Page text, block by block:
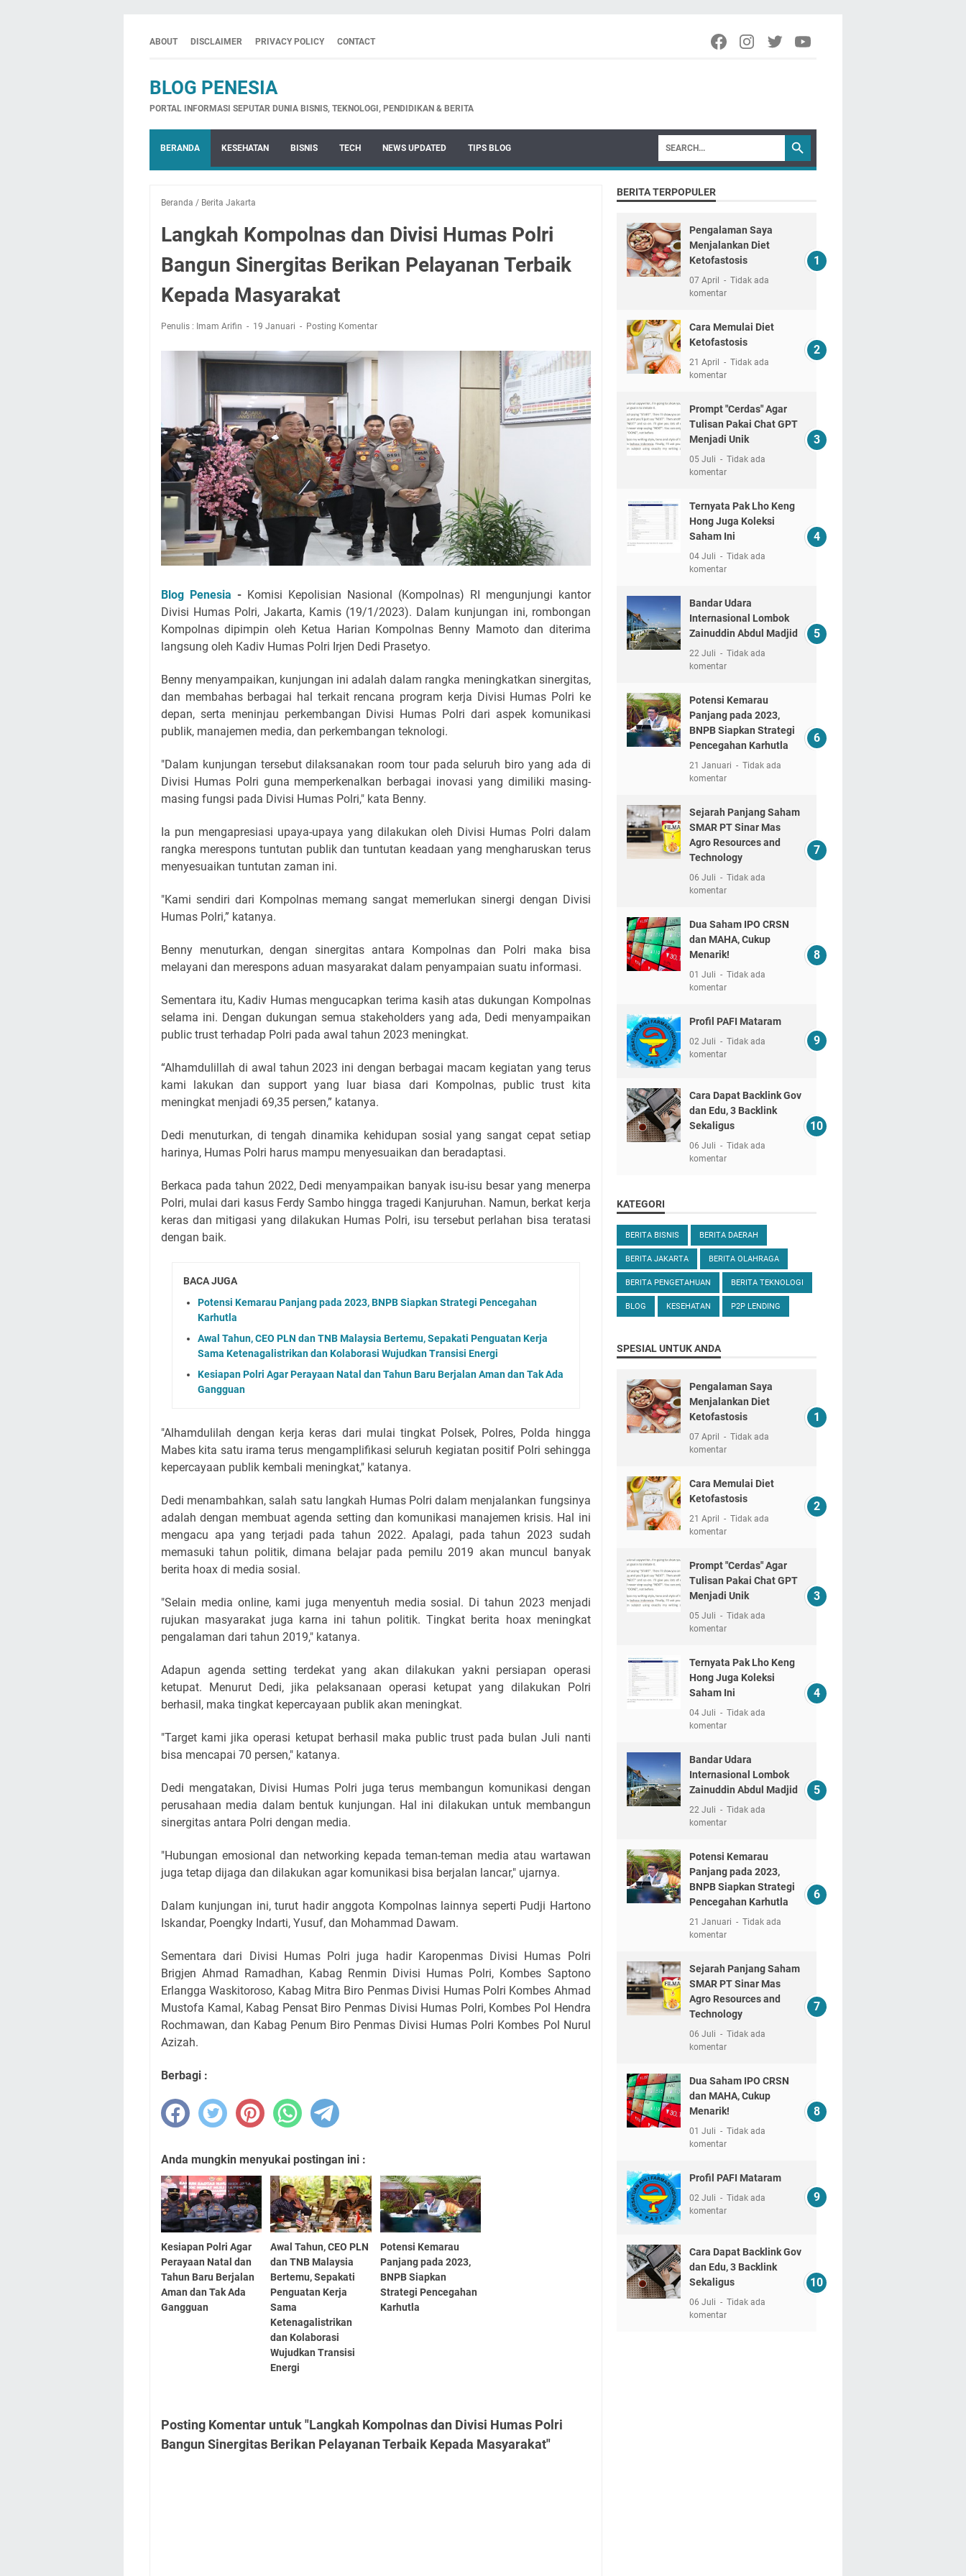
ABOUT DISCLAIMER PRIVACY POLICY CONTACT
BLOG PENESIA
PORTAL INFORMASI SEPUTAR DUNIA BISNIS, TEKNOLOGI, PENDIDIKAN & BERITA
BERANDA KESEHATAN BISNIS TECH NEWS UPDATED TIPS BLOG
Beranda / Berita Jakarta
Langkah Kompolnas dan Divisi Humas Polri
Bangun Sinergitas Berikan Pelayanan Terbaik
Kepada Masyarakat
Penulis : Imam Arifin 19 Januari Posting Komentar
Blog Penesia -Komisi Kepolisian Nasional (Kompolnas) RI mengunjungi kantor
Divisi Humas Polri, Jakarta, Kamis (19/1/2023). Dalam kunjungan ini, rombongan
Kompolnas dipimpin oleh Ketua Harian Kompolnas Benny Mamoto dan diterima
langsung oleh Kadiv Humas Polri Irjen Dedi Prasetyo.
Benny menyampaikan, kunjungan ini adalah dalam rangka meningkatkan sinergitas,
dan membahas berbagai hal terkait rencana program kerja Divisi Humas Polri ke
depan, serta meninjau perkembangan Divisi Humas Polri dari aspek komunikasi
publik, manajemen media, dan perkembangan teknologi.
"Dalam kunjungan tersebut dilaksanakan room tour pada seluruh biro yang ada di
Divisi Humas Polri guna memperkenalkan berbagai inovasi yang dimiliki masing-
masing fungsi pada Divisi Humas Polri," kata Benny.
Ia pun mengapresiasi upaya-upaya yang dilakukan oleh Divisi Humas Polri dalam
rangka merespons tuntutan publik dan tuntutan keadaan yang mengharuskan terus
menyesuaikan tuntutan zaman ini.
"Kami sendiri dari Kompolnas memang sangat memerlukan sinergi dengan Divisi
Humas Polri,” katanya.
Benny menuturkan, dengan sinergitas antara Kompolnas dan Polri maka bisa
melayani dan merespons aduan masyarakat dalam penyampaian suatu informasi.
Sementara itu, Kadiv Humas mengucapkan terima kasih atas dukungan Kompolnas
selama ini. Dengan dukungan semua stakeholders yang ada, Dedi menyampaikan
public trust terhadap Polri pada awal tahun 2023 meningkat.
“Alhamdulillah di awal tahun 2023 ini dengan berbagai macam kegiatan yang terus
kami lakukan dan support yang luar biasa dari Kompolnas, public trust kita
meningkat menjadi 69,35 persen,” katanya.
Dedi menuturkan, di tengah dinamika kehidupan sosial yang sangat cepat setiap
harinya, Humas Polri harus mampu menyesuaikan dan beradaptasi.
Berkaca pada tahun 2022, Dedi menyampaikan banyak isu-isu besar yang menerpa
Polri, mulai dari kasus Ferdy Sambo hingga tragedi Kanjuruhan. Namun, berkat kerja
keras dan mitigasi yang dilakukan Humas Polri, isu tersebut perlahan bisa teratasi
dengan baik.
BACA JUGA
Potensi Kemarau Panjang pada 2023, BNPB Siapkan Strategi Pencegahan
Karhutla
Awal Tahun, CEO PLN dan TNB Malaysia Bertemu, Sepakati Penguatan Kerja
Sama Ketenagalistrikan dan Kolaborasi Wujudkan Transisi Energi
Kesiapan Polri Agar Perayaan Natal dan Tahun Baru Berjalan Aman dan Tak Ada
Gangguan
"Alhamdulilah dengan kerja keras dari mulai tingkat Polsek, Polres, Polda hingga
Mabes kita satu irama terus mengamplifikasi seluruh kegiatan positif Polri sehingga
kepercayaan publik kembali meningkat," katanya.
Dedi menambahkan, salah satu langkah Humas Polri dalam menjalankan fungsinya
adalah dengan membuat agenda setting dan komunikasi manajemen krisis. Hal ini
mengacu apa yang terjadi pada tahun 2022. Apalagi, pada tahun 2023 sudah
memasuki tahun politik, dimana belajar pada pemilu 2019 akan muncul banyak
berita hoax di media sosial.
"Selain media online, kami juga menyentuh media sosial. Di tahun 2023 menjadi
rujukan masyarakat juga karna ini tahun politik. Tingkat berita hoax meningkat
pengalaman dari tahun 2019," katanya.
Adapun agenda setting terdekat yang akan dilakukan yakni persiapan operasi
ketupat. Menurut Dedi, jika pelaksanaan operasi ketupat yang dilakukan Polri
berhasil, maka tingkat kepercayaan publik akan meningkat.
"Target kami jika operasi ketupat berhasil maka public trust pada bulan Juli nanti
bisa mencapai 70 persen," katanya.
Dedi mengatakan, Divisi Humas Polri juga terus membangun komunikasi dengan
perusahaan media dalam bentuk kunjungan. Hal ini dilakukan untuk membangun
sinergitas antara Polri dengan media.
"Hubungan emosional dan networking kepada teman-teman media atau wartawan
juga tetap dijaga dan dilakukan agar komunikasi bisa berjalan lancar," ujarnya.
Dalam kunjungan ini, turut hadir anggota Kompolnas lainnya seperti Pudji Hartono
Iskandar, Poengky Indarti, Yusuf, dan Mohammad Dawam.
Sementara dari Divisi Humas Polri juga hadir Karopenmas Divisi Humas Polri
Brigjen Ahmad Ramadhan, Kabag Renmin Divisi Humas Polri, Kombes Saptono
Erlangga Waskitoroso, Kabag Mitra Biro Penmas Divisi Humas Polri Kombes Ahmad
Mustofa Kamal, Kabag Pensat Biro Penmas Divisi Humas Polri, Kombes Pol Hendra
Rochmawan, dan Kabag Penum Biro Penmas Divisi Humas Polri Kombes Pol Nurul
Azizah.
Berbagi :
Anda mungkin menyukai postingan ini :
Kesiapan Polri Agar
Perayaan Natal dan
Tahun Baru Berjalan
Aman dan Tak Ada
Gangguan
Awal Tahun, CEO PLN
dan TNB Malaysia
Bertemu, Sepakati
Penguatan Kerja
Sama
Ketenagalistrikan
dan Kolaborasi
Wujudkan Transisi
Energi
Potensi Kemarau
Panjang pada 2023,
BNPB Siapkan
Strategi Pencegahan
Karhutla
Posting Komentar untuk "Langkah Kompolnas dan Divisi Humas Polri
Bangun Sinergitas Berikan Pelayanan Terbaik Kepada Masyarakat"
BERITA TERPOPULER
Pengalaman Saya
Menjalankan Diet
Ketofastosis
07 April
Tidak ada
komentar
Cara Memulai Diet
Ketofastosis
21 April
Tidak ada
komentar
Prompt "Cerdas" Agar
Tulisan Pakai Chat GPT
Menjadi Unik
05 Juli
Tidak ada
komentar
Ternyata Pak Lho Keng
Hong Juga Koleksi
Saham Ini
04 Juli
Tidak ada
komentar
Bandar Udara
Internasional Lombok
Zainuddin Abdul Madjid
22 Juli
Tidak ada
komentar
Potensi Kemarau
Panjang pada 2023,
BNPB Siapkan Strategi
Pencegahan Karhutla
21 Januari
Tidak ada
komentar
Sejarah Panjang Saham
SMAR PT Sinar Mas
Agro Resources and
Technology
06 Juli
Tidak ada
komentar
Dua Saham IPO CRSN
dan MAHA, Cukup
Menarik!
01 Juli
Tidak ada
komentar
Profil PAFI Mataram
02 Juli
Tidak ada
komentar
Cara Dapat Backlink Gov
dan Edu, 3 Backlink
Sekaligus
06 Juli
Tidak ada
komentar
KATEGORI
BERITA BISNIS BERITA DAERAH
BERITA JAKARTA BERITA OLAHRAGA
BERITA PENGETAHUAN BERITA TEKNOLOGI
BLOG KESEHATAN P2P LENDING
SPESIAL UNTUK ANDA
Pengalaman Saya
Menjalankan Diet
Ketofastosis
07 April
Tidak ada
komentar
Cara Memulai Diet
Ketofastosis
21 April
Tidak ada
komentar
Prompt "Cerdas" Agar
Tulisan Pakai Chat GPT
Menjadi Unik
05 Juli
Tidak ada
komentar
Ternyata Pak Lho Keng
Hong Juga Koleksi
Saham Ini
04 Juli
Tidak ada
komentar
Bandar Udara
Internasional Lombok
Zainuddin Abdul Madjid
22 Juli
Tidak ada
komentar
Potensi Kemarau
Panjang pada 2023,
BNPB Siapkan Strategi
Pencegahan Karhutla
21 Januari
Tidak ada
komentar
Sejarah Panjang Saham
SMAR PT Sinar Mas
Agro Resources and
Technology
06 Juli
Tidak ada
komentar
Dua Saham IPO CRSN
dan MAHA, Cukup
Menarik!
01 Juli
Tidak ada
komentar
Profil PAFI Mataram
02 Juli
Tidak ada
komentar
Cara Dapat Backlink Gov
dan Edu, 3 Backlink
Sekaligus
06 Juli
Tidak ada
komentar